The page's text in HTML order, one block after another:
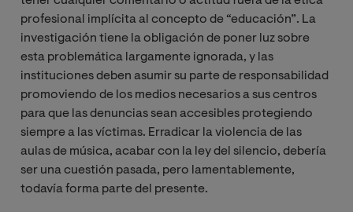
profesional implícita al concepto de “educación”. La
investigación tiene la obligación de poner luz sobre
esta problemática largamente ignorada, y las
instituciones deben asumir su parte de responsabilidad
promoviendo de los medios necesarios a sus centros
para que las denuncias sean accesibles protegiendo
siempre a las víctimas. Erradicar la violencia de las
aulas de música, acabar con la ley del silencio, debería
ser una cuestión pasada, pero lamentablemente,
todavía forma parte del presente.